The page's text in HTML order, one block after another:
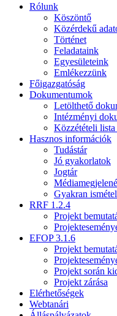
Rólunk
Köszöntő
Közérdekű
Történet
Feladataink
Egyesületeink
Emlékezzünk
Főigazgatóság
Dokumentumok
Letölthető
Intézményi
Közzétételi
Hasznos információk
Tudástár
Jó gyakorlatok
Jogtár
Gyakran
RRF 1.2.4
Projekt
EFOP 3.1.6
Projekt
Projekt során
Projekt zárása
Elérhetőségek
Webtanári